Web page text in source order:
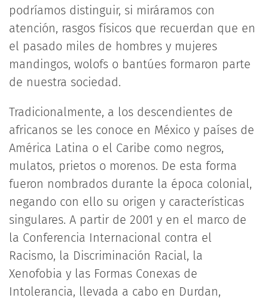
podríamos distinguir, si miráramos con
atención, rasgos físicos que recuerdan que en
el pasado miles de hombres y mujeres
mandingos, wolofs o bantúes formaron parte
de nuestra sociedad.
Tradicionalmente, a los descendientes de
africanos se les conoce en México y países de
América Latina o el Caribe como negros,
mulatos, prietos o morenos. De esta forma
fueron nombrados durante la época colonial,
negando con ello su origen y características
singulares. A partir de 2001 y en el marco de
la Conferencia Internacional contra el
Racismo, la Discriminación Racial, la
Xenofobia y las Formas Conexas de
Intolerancia, llevada a cabo en Durdan,